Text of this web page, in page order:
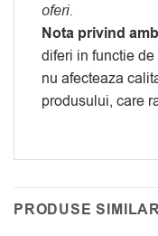
oferi.
Nota privind
diferi in functie
nu afecteaza
produsului, care
PRODUSE